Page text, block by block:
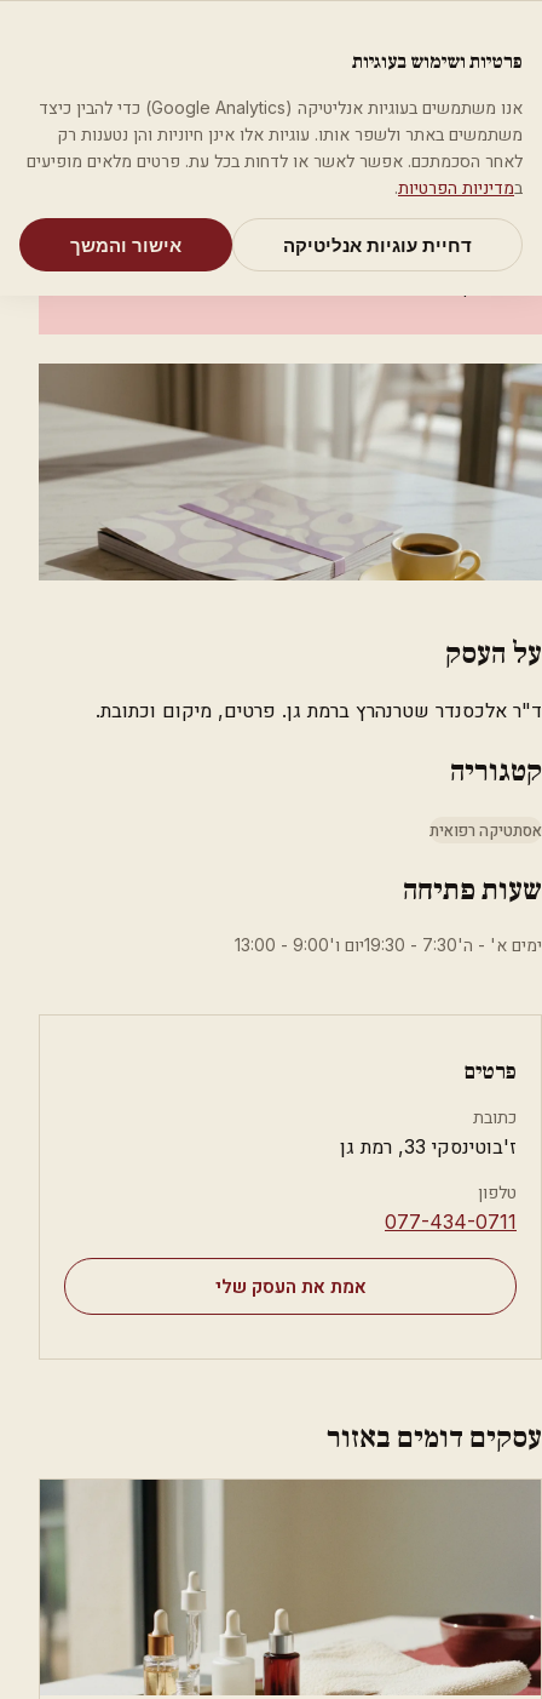
מאמריםקטגוריותחיפושאודות
בית קטגוריות אסתטיקה רפואית ד"ר אלכסנדר שטרנהרץ
אסתטיקה רפואית
ד"ר אלכסנדר שטרנהרץ
על העסק
ד"ר אלכסנדר שטרנהרץ ברמת גן. פרטים, מיקום וכתובת.
קטגוריה
אסתטיקה רפואית
שעות פתיחה
ימים א' - ה'7:30 - 19:30יום ו'9:00 - 13:00
פרטים
כתובת
ז'בוטינסקי 33, רמת גן
טלפון
⁦077-434-0711⁩
אמת את העסק שלי
עסקים דומים באזור
פרטיות ושימוש בעוגיות
אנו משתמשים בעוגיות אנליטיקה (Google Analytics) כדי להבין כיצד
משתמשים באתר ולשפר אותו. עוגיות אלו אינן חיוניות והן נטענות רק
לאחר הסכמתכם. אפשר לאשר או לדחות בכל עת. פרטים מלאים מופיעים
במדיניות הפרטיות.
דחיית עוגיות אנליטיקה אישור והמשך